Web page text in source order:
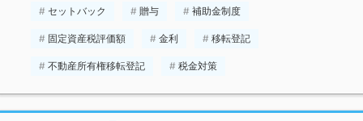
セットバック 贈与 補助金制度
固定資産税評価額 金利 移転登記
不動産所有権移転登記 税金対策